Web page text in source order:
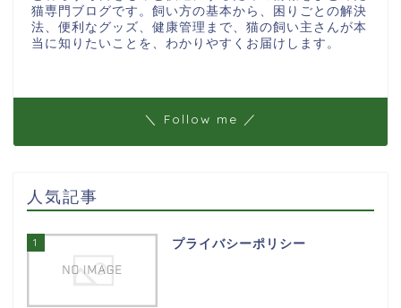
猫専門ブログです。飼い方の基本から、困りごとの解決
法、便利なグッズ、健康管理まで、猫の飼い主さんが本
当に知りたいことを、わかりやすくお届けします。
＼ Follow me ／
人気記事
1 プライバシーポリシー